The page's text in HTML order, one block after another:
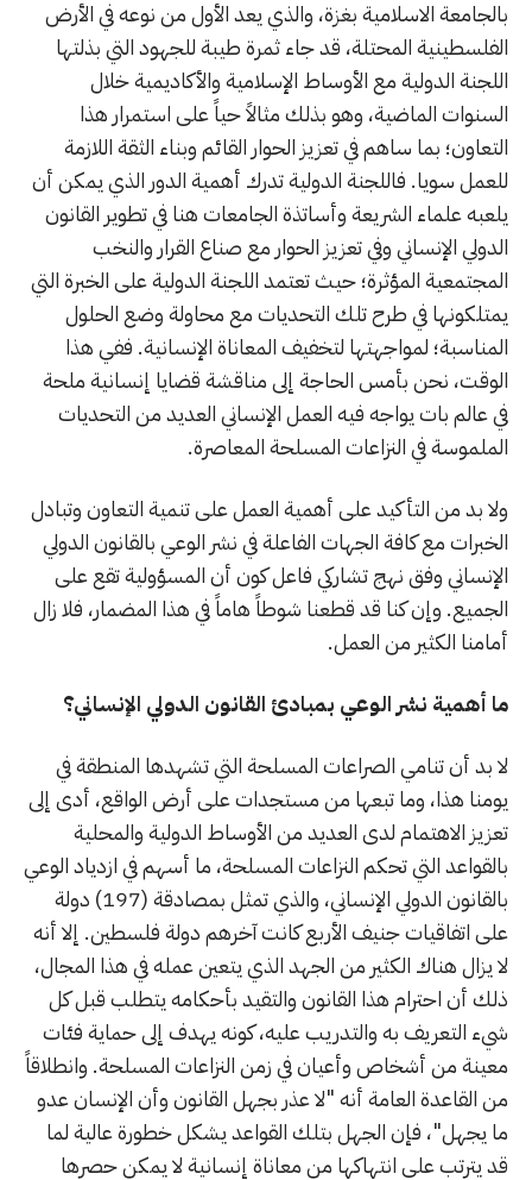
بالجامعة الاسلامية بغزة، والذي يعد الأول من نوعه في الأرض
الفلسطينية المحتلة، قد جاء ثمرة طيبة للجهود التي بذلتها
اللجنة الدولية مع الأوساط الإسلامية والأكاديمية خلال
السنوات الماضية، وهو بذلك مثالاً حياً على استمرار هذا
التعاون؛ بما ساهم في تعزيز الحوار القائم وبناء الثقة اللازمة
للعمل سويا. فاللجنة الدولية تدرك أهمية الدور الذي يمكن أن
يلعبه علماء الشريعة وأساتذة الجامعات هنا في تطوير القانون
الدولي الإنساني وفي تعزيز الحوار مع صناع القرار والنخب
المجتمعية المؤثرة؛ حيث تعتمد اللجنة الدولية على الخبرة التي
يمتلكونها في طرح تلك التحديات مع محاولة وضع الحلول
المناسبة؛ لمواجهتها لتخفيف المعاناة الإنسانية. ففي هذا
الوقت، نحن بأمس الحاجة إلى مناقشة قضايا إنسانية ملحة
في عالم بات يواجه فيه العمل الإنساني العديد من التحديات
الملموسة في النزاعات المسلحة المعاصرة.
ولا بد من التأكيد على أهمية العمل على تنمية التعاون وتبادل
الخبرات مع كافة الجهات الفاعلة في نشر الوعي بالقانون الدولي
الإنساني وفق نهج تشاركي فاعل كون أن المسؤولية تقع على
الجميع. وإن كنا قد قطعنا شوطاً هاماً في هذا المضمار، فلا زال
أمامنا الكثير من العمل.
ما أهمية نشر الوعي بمبادئ القانون الدولي الإنساني؟
لا بد أن تنامي الصراعات المسلحة التي تشهدها المنطقة في
يومنا هذا، وما تبعها من مستجدات على أرض الواقع، أدى إلى
تعزيز الاهتمام لدى العديد من الأوساط الدولية والمحلية
بالقواعد التي تحكم النزاعات المسلحة، ما أسهم في ازدياد الوعي
بالقانون الدولي الإنساني، والذي تمثل بمصادقة (197) دولة
على اتفاقيات جنيف الأربع كانت آخرهم دولة فلسطين. إلا أنه
لا يزال هناك الكثير من الجهد الذي يتعين عمله في هذا المجال،
ذلك أن احترام هذا القانون والتقيد بأحكامه يتطلب قبل كل
شيء التعريف به والتدريب عليه، كونه يهدف إلى حماية فئات
معينة من أشخاص وأعيان في زمن النزاعات المسلحة. وانطلاقاً
من القاعدة العامة أنه "لا عذر بجهل القانون وأن الإنسان عدو
ما يجهل"، فإن الجهل بتلك القواعد يشكل خطورة عالية لما
قد يترتب على انتهاكها من معاناة إنسانية لا يمكن حصرها